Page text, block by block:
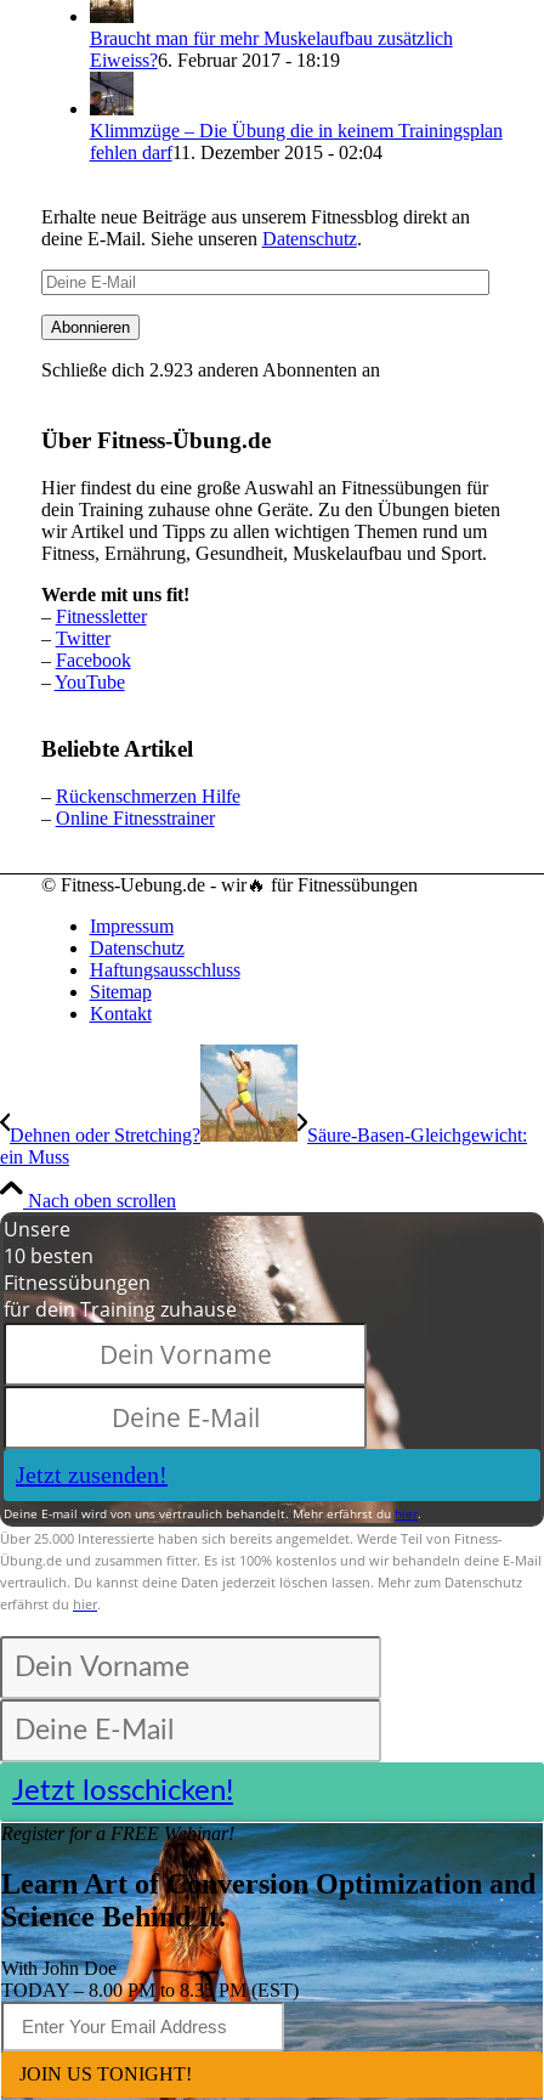
Braucht man für mehr Muskelaufbau zusätzlich
Eiweiss?6. Februar 2017 - 18:19
Klimmzüge – Die Übung die in keinem Trainingsplan
fehlen darf11. Dezember 2015 - 02:04
Erhalte neue Beiträge aus unserem Fitnessblog direkt an
deine E-Mail. Siehe unseren Datenschutz.
Deine
E-
Mail
Abonnieren
Schließe dich 2.923 anderen Abonnenten an
Über Fitness-Übung.de
Hier findest du eine große Auswahl an Fitnessübungen für
dein Training zuhause ohne Geräte. Zu den Übungen bieten
wir Artikel und Tipps zu allen wichtigen Themen rund um
Fitness, Ernährung, Gesundheit, Muskelaufbau und Sport.
Werde mit uns fit!
– Fitnessletter
– Twitter
– Facebook
–YouTube
Beliebte Artikel
– Rückenschmerzen Hilfe
– Online Fitnesstrainer
© Fitness-Uebung.de - wir🔥 für Fitnessübungen
Impressum
Datenschutz
Haftungsausschluss
Sitemap
Kontakt
Dehnen oder Stretching?
Säure-Basen-Gleichgewicht:
ein Muss
Nach oben scrollen
Unsere
10 besten
Fitnessübungen
für dein Training zuhause
Jetzt zusenden!
Deine E-mail wird von uns vertraulich behandelt. Mehr erfährst du hier.
Über 25.000 Interessierte haben sich bereits angemeldet. Werde Teil von Fitness-
Übung.de und zusammen fitter. Es ist 100% kostenlos und wir behandeln deine E-Mail
vertraulich. Du kannst deine Daten jederzeit löschen lassen. Mehr zum Datenschutz
erfährst du hier.
Jetzt losschicken!
Register for a FREE Webinar!
Learn Art of Conversion Optimization and
Science Behind It.
With John Doe
TODAY – 8.00 PM to 8.35 PM (EST)
JOIN US TONIGHT!